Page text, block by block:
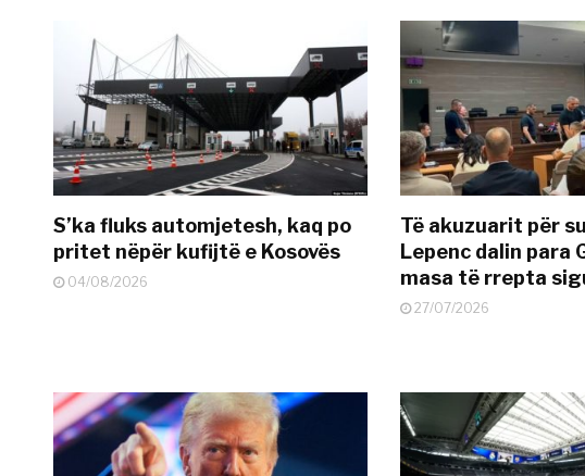
S’ka fluks automjetesh, kaq po
pritet nëpër kufijtë e Kosovës
04/08/2026
Të akuzuarit për
Lepenc dalin para
masa të rrepta
27/07/2026